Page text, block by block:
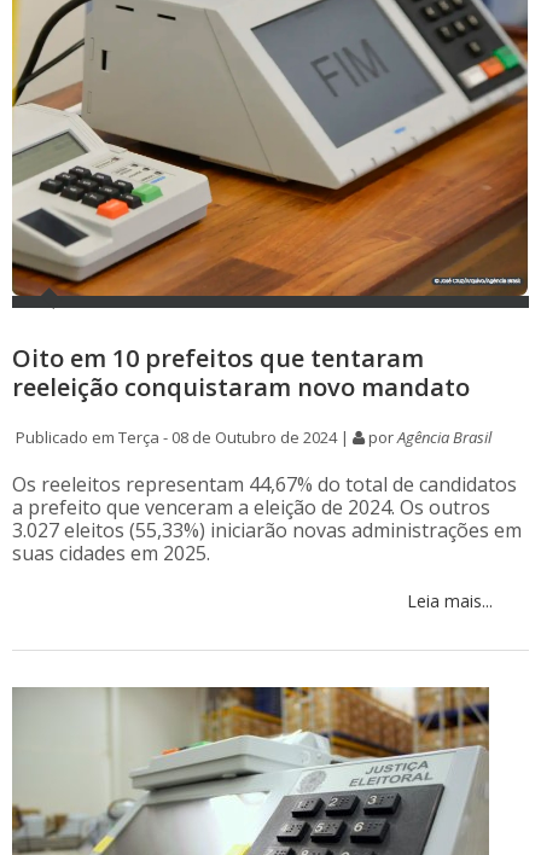
Oito em 10 prefeitos que tentaram
reeleição conquistaram novo mandato
Publicado em Terça - 08 de Outubro de 2024 | porAgência Brasil
Os reeleitos representam 44,67% do total de candidatos
a prefeito que venceram a eleição de 2024. Os outros
3.027 eleitos (55,33%) iniciarão novas administrações em
suas cidades em 2025.
Leia mais...